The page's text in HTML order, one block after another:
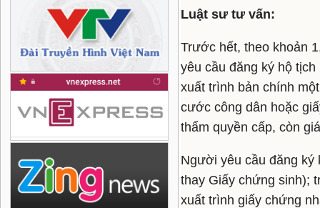
Luật sư tư vấn:
Trước hết, theo khoản
yêu cầu đăng ký hộ
xuất trình bản chính
cước công dân hoặc
thẩm quyền cấp, còn
Người yêu cầu đăng ký
thay Giấy chứng sinh);
xuất trình giấy chứng